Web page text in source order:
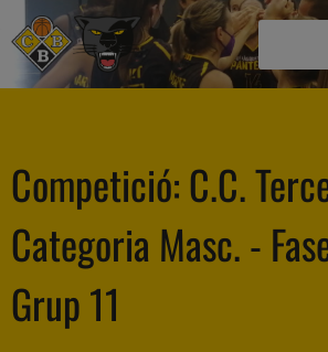
Competició:C.C.
Categoria Masc. -
Grup 11